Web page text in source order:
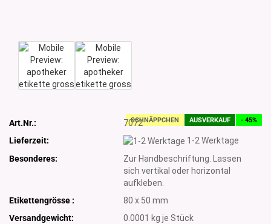
SCHNÄPPCHEN AUSVERKAUF - 45%
Art.Nr.:
7072
Lieferzeit:
1-2 Werktage
Besonderes:
Zur Handbeschriftung. Lassen
sich vertikal oder horizontal
aufkleben.
Etikettengrösse :
80 x 50 mm
Versandgewicht:
0.0001 kg je Stück